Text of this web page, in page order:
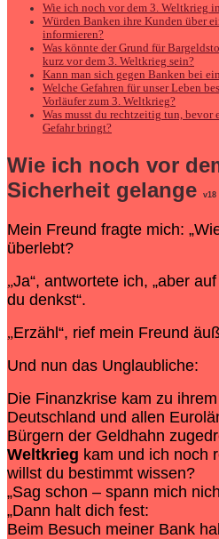
Wie ich noch vor dem 3. Weltkrieg
Würden Banken ihre Kunden über
informieren?
Was könnte der Grund für
kurz vor dem 3. Weltkrieg sein?
Kann man sich gegen Banken bei
Welche Gefahren für unser Leben
Vorläufer zum 3. Weltkrieg?
Was musst du rechtzeitig tun,
Gefahr bringt?
Wie ich noch vor
Sicherheit gelange
v18
Mein Freund fragte mich:
überlebt?
„Ja“, antwortete ich, „aber
du denkst“.
„Erzähl“, rief mein Freund
Und nun das Unglaubliche:
Die Finanzkrise kam zu
Deutschland und allen
Bürgern der Geldhahn
Weltkrieg kam und ich noch
willst du bestimmt wissen?
„Sag schon – spann mich
„Dann halt dich fest:
Beim Besuch meiner Bank